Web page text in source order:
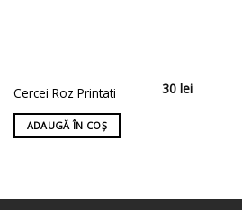
Cercei Roz Printati 30lei
ADAUGĂ ÎN COȘ